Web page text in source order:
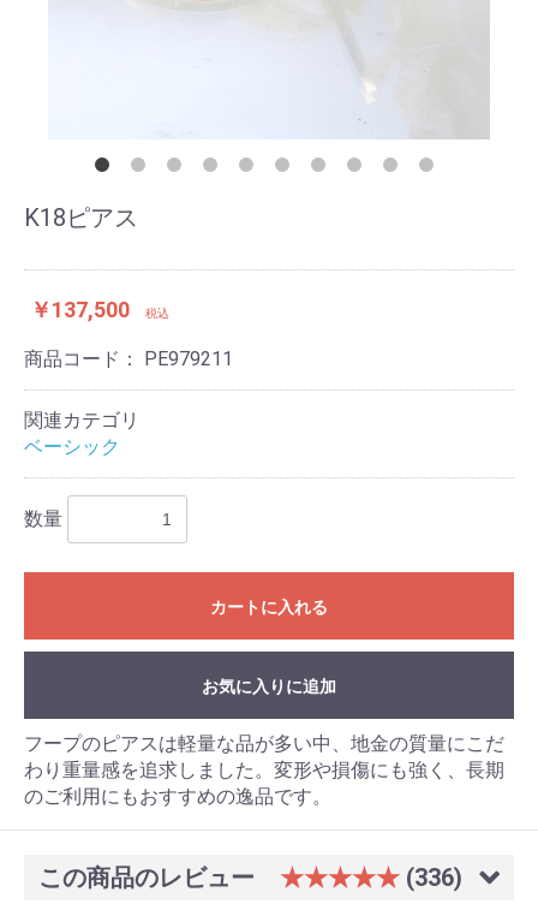
K18ピアス
￥137,500 税込
商品コード： PE979211
関連カテゴリ
ベーシック
数量
カートに入れる
お気に入りに追加
フープのピアスは軽量な品が多い中、地金の質量にこだ
わり重量感を追求しました。変形や損傷にも強く、長期
のご利用にもおすすめの逸品です。
この商品のレビュー ★★★★★ (336)